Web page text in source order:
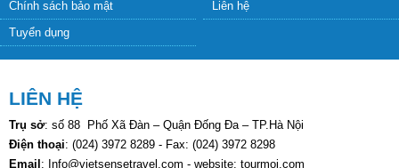
VietSense Travel thương hiệu lữ hành hàng đầu Việt Nam
CÔNG TY CỔ PHẦN DU LỊCH VIETSENSEcam kết chất lượng dịch vụ
tốt nhất, phong cách phục vụ chuyên nghiệp, giá tour luôn rẻ nhất, các